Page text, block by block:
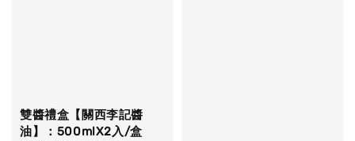
雙醬禮盒【關西李記醬
油】：500mlX2入/盒